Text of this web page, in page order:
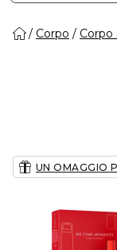
Corpo Corpo
UN OMAGGIO